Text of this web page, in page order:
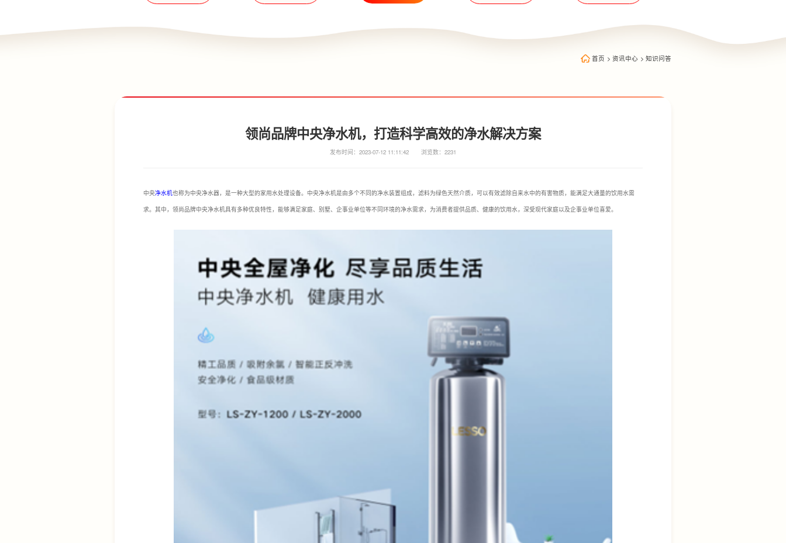
首页 > 资讯中心 > 知识问答
领尚品牌中央净水机，打造科学高效的净水解决方案
发布时间：2023-07-12 11:11:42 浏览数：2231
中央净水机也称为中央净水器，是一种大型的家用水处理设备。中央净水机是由多个不同的净水装置组成，滤料为绿色天然介质，可以有效滤除自来水中的有害物质，能满足大通量的饮用水需
求。其中，领尚品牌中央净水机具有多种优良特性，能够满足家庭、别墅、企事业单位等不同环境的净水需求，为消费者提供品质、健康的饮用水，深受现代家庭以及企事业单位喜爱。